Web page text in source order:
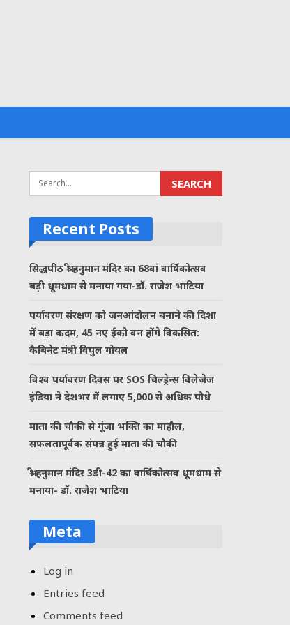
Recent Posts
सिद्धपीठ श्री हनुमान मंदिर का 68वां वार्षिकोत्सव
बड़ी धूमधाम से मनाया गया-डॉ. राजेश भाटिया
पर्यावरण संरक्षण को जनआंदोलन बनाने की दिशा
में बड़ा कदम, 45 नए ईको वन होंगे विकसित:
कैबिनेट मंत्री विपुल गोयल
विश्व पर्यावरण दिवस पर SOS चिल्ड्रेन्स विलेजेज
इंडिया ने देशभर में लगाए 5,000 से अधिक पौधे
माता की चौकी से गूंजा भक्ति का माहौल,
सफलतापूर्वक संपन्न हुई माता की चौकी
श्री हनुमान मंदिर 3डी-42 का वार्षिकोत्सव धूमधाम से
मनाया- डॉ. राजेश भाटिया
Meta
Log in
Entries feed
Comments feed